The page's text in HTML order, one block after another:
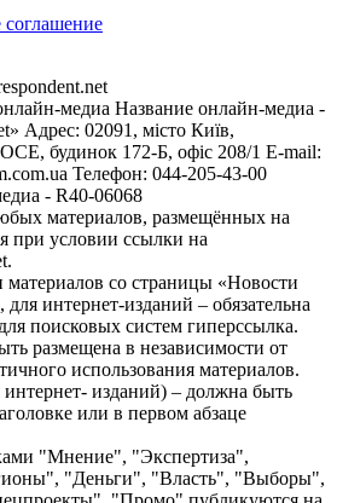
соглашение
медиа Название онлайн-медиа -
Адрес: 02091, місто Київ,
будинок 172-Б, офіс 208/1 E-mail:
Телефон: 044-205-43-00
- R40-06068
материалов, размещённых на
при условии ссылки на
со страницы «Новости
интернет-изданий – обязательна
поисковых систем гиперссылка.
размещена в независимости от
использования материалов.
изданий) – должна быть
или в первом абзаце
"Мнение", "Экспертиза",
"Деньги", "Власть", "Выборы",